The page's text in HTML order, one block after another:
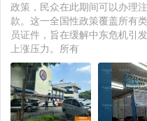
政策，民众在此期间可以办理
款。这一全国性政策覆盖所有
员证件，旨在缓解中东危机引
上涨压力。所有